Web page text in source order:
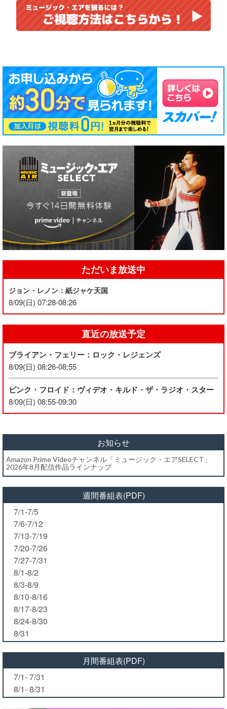
ただいま放送中
ジョン・レノン：紙ジャケ天国
8/09(日) 07:28-08:26
直近の放送予定
ブライアン・フェリー：ロック・レジェンズ
8/09(日) 08:26-08:55
ピンク・フロイド：ヴィデオ・キルド・ザ・ラジオ・スター
8/09(日) 08:55-09:30
お知らせ
Amazon Prime Videoチャンネル「ミュージック・エアSELECT」
2026年8月配信作品ラインナップ
週間番組表(PDF)
7/1-7/5
7/6-7/12
7/13-7/19
7/20-7/26
7/27-7/31
8/1-8/2
8/3-8/9
8/10-8/16
8/17-8/23
8/24-8/30
8/31
月間番組表(PDF)
7/1- 7/31
8/1- 8/31